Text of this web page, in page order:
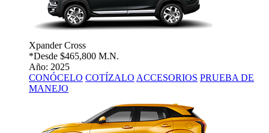
Xpander Cross
*Desde $465,800 M.N.
Año: 2025
CONÓCELO COTÍZALO ACCESORIOS PRUEBA DE
MANEJO